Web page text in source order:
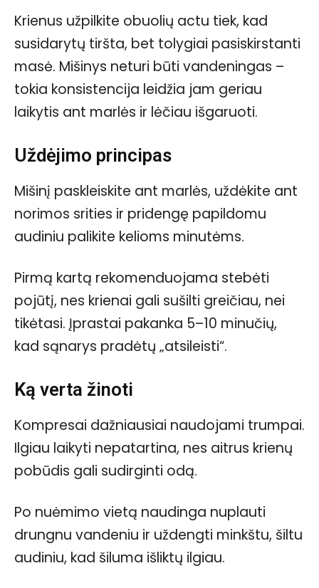
Krienus užpilkite obuolių actu tiek, kad
susidarytų tiršta, bet tolygiai pasiskirstanti
masė. Mišinys neturi būti vandeningas –
tokia konsistencija leidžia jam geriau
laikytis ant marlės ir lėčiau išgaruoti.
Uždėjimo principas
Mišinį paskleiskite ant marlės, uždėkite ant
norimos srities ir pridengę papildomu
audiniu palikite kelioms minutėms.
Pirmą kartą rekomenduojama stebėti
pojūtį, nes krienai gali sušilti greičiau, nei
tikėtasi. Įprastai pakanka 5–10 minučių,
kad sąnarys pradėtų „atsileisti“.
Ką verta žinoti
Kompresai dažniausiai naudojami trumpai.
Ilgiau laikyti nepatartina, nes aitrus krienų
pobūdis gali sudirginti odą.
Po nuėmimo vietą naudinga nuplauti
drungnu vandeniu ir uždengti minkštu, šiltu
audiniu, kad šiluma išliktų ilgiau.